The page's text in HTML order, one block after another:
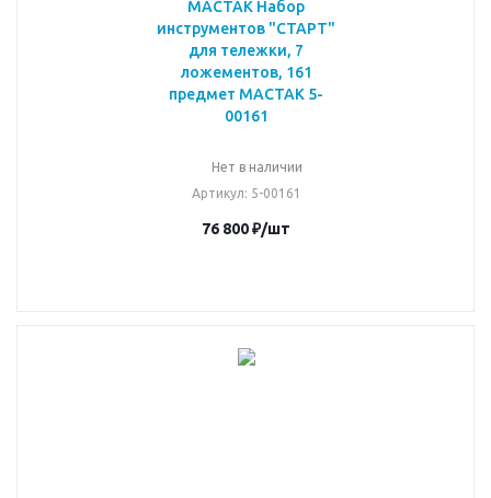
МАСТАК Набор
инструментов "СТАРТ"
для тележки, 7
ложементов, 161
предмет МАСТАК 5-
00161
Нет в наличии
Артикул: 5-00161
76 800₽/шт